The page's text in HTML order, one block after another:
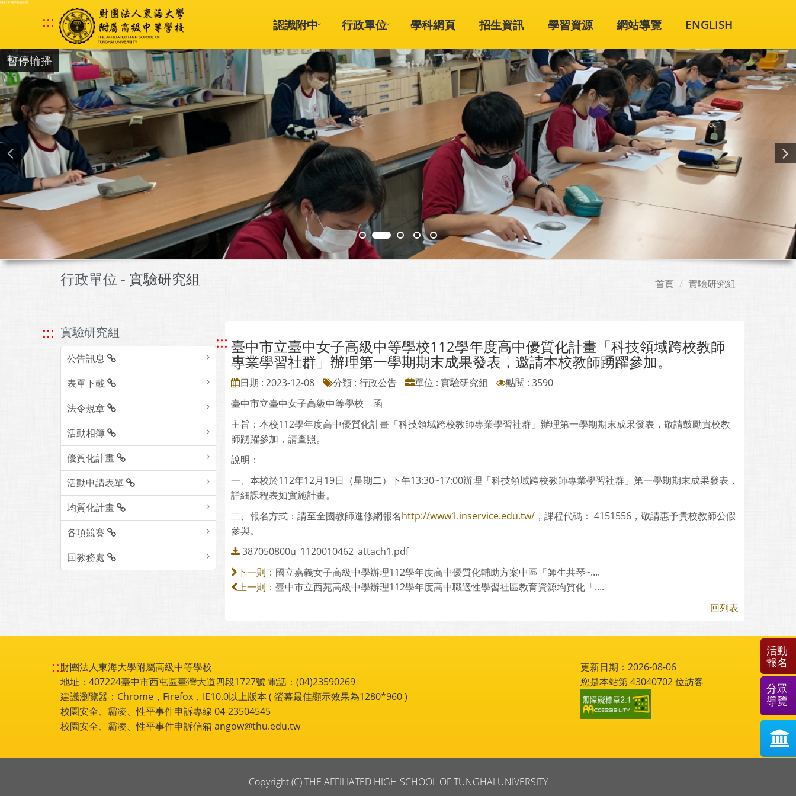
跳到主要內容區塊
::: 認識附中 行政單位 學科網頁 招生資訊 學習資源 網站導覽 ENGLISH
暫停輪播
行政單位 - 實驗研究組 首頁 實驗研究組
::: 實驗研究組
公告訊息
表單下載
法令規章
活動相簿
優質化計畫
活動申請表單
均質化計畫
各項競賽
回教務處
::: 臺中市立臺中女子高級中等學校112學年度高中優質化計畫「科技領域跨校教師
專業學習社群」辦理第一學期期末成果發表，邀請本校教師踴躍參加。
日期 : 2023-12-08 分類 : 行政公告 單位 : 實驗研究組
點閱 : 3590
臺中市立臺中女子高級中等學校 函
主旨：本校112學年度高中優質化計畫「科技領域跨校教師專業學習社群」辦理第一學期期末成果發表，敬請鼓勵貴校教
師踴躍參加，請查照。
說明：
一、本校於112年12月19日（星期二）下午13:30~17:00辦理「科技領域跨校教師專業學習社群」第一學期期末成果發表，
詳細課程表如實施計畫。
二、報名方式：請至全國教師進修網報名http://www1.inservice.edu.tw/，課程代碼： 4151556，敬請惠予貴校教師公假
參與。
387050800u_1120010462_attach1.pdf
下一則： 國立嘉義女子高級中學辦理112學年度高中優質化輔助方案中區「師生共琴~....
上一則： 臺中市立西苑高級中學辦理112學年度高中職適性學習社區教育資源均質化「....
回列表
:::財團法人東海大學附屬高級中等學校
地址：407224臺中市西屯區臺灣大道四段1727號 電話：(04)23590269
建議瀏覽器：Chrome，Firefox，IE10.0以上版本 ( 螢幕最佳顯示效果為1280*960 )
校園安全、霸凌、性平事件申訴專線 04-23504545
校園安全、霸凌、性平事件申訴信箱 angow@thu.edu.tw
更新日期：2026-08-06
您是本站第43040702位訪客
Copyright (C) THE AFFILIATED HIGH SCHOOL OF TUNGHAI UNIVERSITY
活動
報名
分眾
導覽